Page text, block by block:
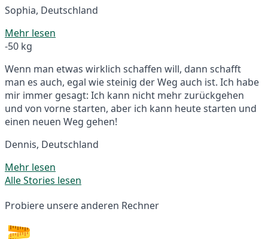
Sophia, Deutschland
Mehr lesen
-50 kg
Wenn man etwas wirklich schaffen will, dann schafft
man es auch, egal wie steinig der Weg auch ist. Ich habe
mir immer gesagt: Ich kann nicht mehr zurückgehen
und von vorne starten, aber ich kann heute starten und
einen neuen Weg gehen!
Dennis, Deutschland
Mehr lesen
Alle Stories lesen
Probiere unsere anderen Rechner